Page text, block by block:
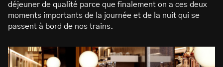
déjeuner de qualité parce que finalement on a ces deux
moments importants de la journée et de la nuit qui se
passent à bord de nos trains.